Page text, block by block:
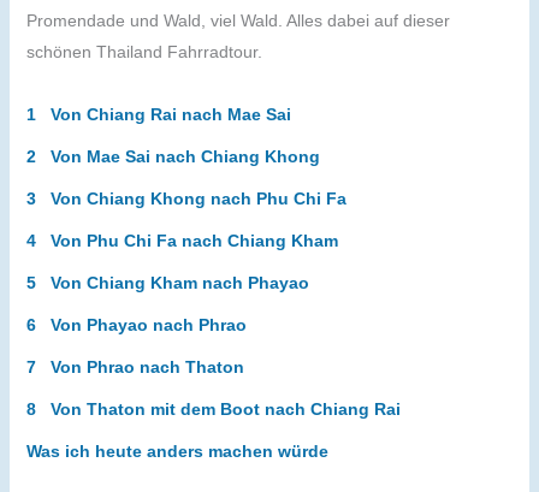
Promendade und Wald, viel Wald. Alles dabei auf dieser
schönen Thailand Fahrradtour.
1 Von Chiang Rai nach Mae Sai
2 Von Mae Sai nach Chiang Khong
3 Von Chiang Khong nach Phu Chi Fa
4 Von Phu Chi Fa nach Chiang Kham
5 Von Chiang Kham nach Phayao
6 Von Phayao nach Phrao
7 Von Phrao nach Thaton
8 Von Thaton mit dem Boot nach Chiang Rai
Was ich heute anders machen würde